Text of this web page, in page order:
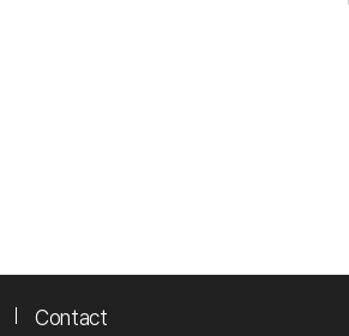
Contact